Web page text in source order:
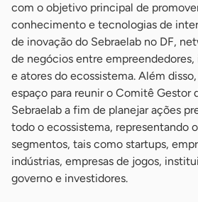
com o objetivo principal de
conhecimento e tecnologias de
de inovação do Sebraelab no DF,
de negócios entre
e atores do ecossistema. Além
espaço para reunir o Comitê Gestor
Sebraelab a fim de planejar ações
todo o ecossistema, representando
segmentos, tais como startups,
indústrias, empresas de jogos,
governo e investidores.